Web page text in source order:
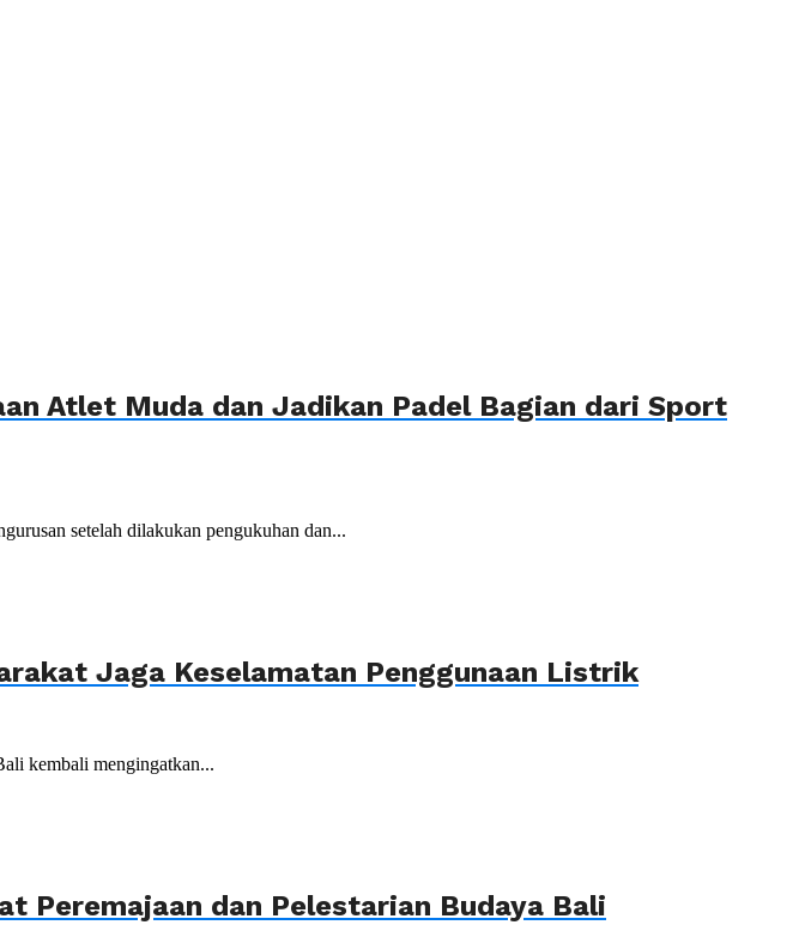
Atlet Muda dan Jadikan Padel Bagian dari Sport
setelah dilakukan pengukuhan dan...
Jaga Keselamatan Penggunaan Listrik
kembali mengingatkan...
Peremajaan dan Pelestarian Budaya Bali